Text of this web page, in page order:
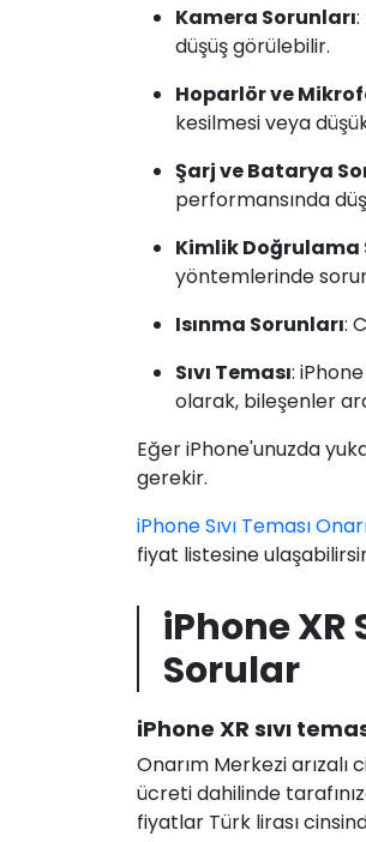
Kamera Sorunları
düşüş görülebilir.
Hoparlör ve
kesilmesi veya
Şarj ve Batarya
performansında
Kimlik Doğrulama
yöntemlerinde
Isınma Sorunları:
Sıvı Teması:
olarak, bileşenler
Eğer iPhone'unuzda
gerekir.
iPhone Sıvı Teması
fiyat listesine
iPhone XR
Sorular
iPhone XR sıvı
Onarım Merkezi
ücreti dahilinde
fiyatlar Türk lirası